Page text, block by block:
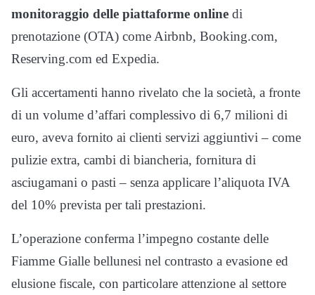
monitoraggio delle piattaforme online di
prenotazione (OTA) come Airbnb, Booking.com,
Reserving.com ed Expedia.
Gli accertamenti hanno rivelato che la società, a fronte
di un volume d’affari complessivo di 6,7 milioni di
euro, aveva fornito ai clienti servizi aggiuntivi – come
pulizie extra, cambi di biancheria, fornitura di
asciugamani o pasti – senza applicare l’aliquota IVA
del 10% prevista per tali prestazioni.
L’operazione conferma l’impegno costante delle
Fiamme Gialle bellunesi nel contrasto a evasione ed
elusione fiscale, con particolare attenzione al settore